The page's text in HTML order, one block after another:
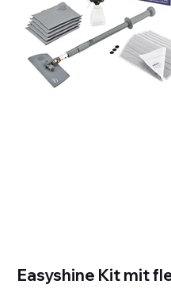
Easyshine Kit mit